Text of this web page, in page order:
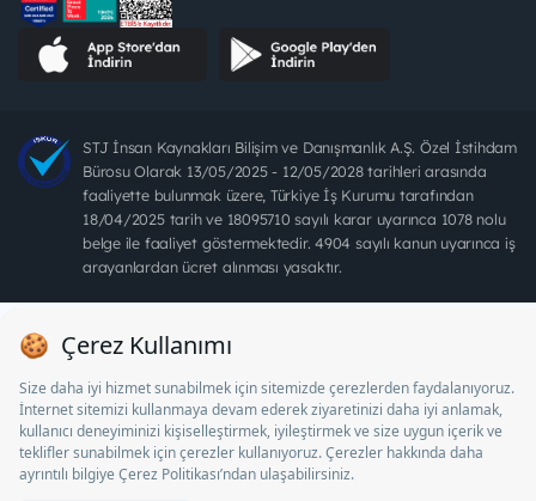
STJ İnsan Kaynakları Bilişim ve Danışmanlık A.Ş. Özel İstihdam
Bürosu Olarak 13/05/2025 - 12/05/2028 tarihleri arasında
faaliyette bulunmak üzere, Türkiye İş Kurumu tarafından
18/04/2025 tarih ve 18095710 sayılı karar uyarınca 1078 nolu
belge ile faaliyet göstermektedir. 4904 sayılı kanun uyarınca iş
arayanlardan ücret alınması yasaktır.